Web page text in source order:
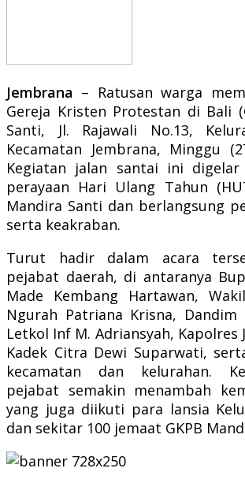
Jembrana – Ratusan warga
Gereja Kristen Protestan di Bali
Santi, Jl. Rajawali No.13,
Kecamatan Jembrana, Minggu
Kegiatan jalan santai ini
perayaan Hari Ulang Tahun
Mandira Santi dan berlangsung
serta keakraban.
Turut hadir dalam acara
pejabat daerah, di antaranya
Made Kembang Hartawan,
Ngurah Patriana Krisna, Dandim
Letkol Inf M. Adriansyah, Kapolres
Kadek Citra Dewi Suparwati,
kecamatan dan kelurahan.
pejabat semakin menambah
yang juga diikuti para lansia
dan sekitar 100 jemaat GKPB